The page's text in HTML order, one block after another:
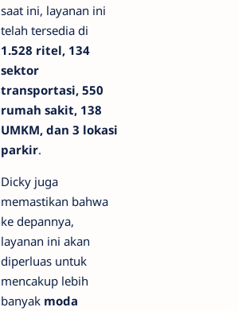
saat ini, layanan ini
telah tersedia di
1.528 ritel, 134
sektor
transportasi, 550
rumah sakit, 138
UMKM, dan 3 lokasi
parkir.
Dicky juga
memastikan bahwa
ke depannya,
layanan ini akan
diperluas untuk
mencakup lebih
banyak moda